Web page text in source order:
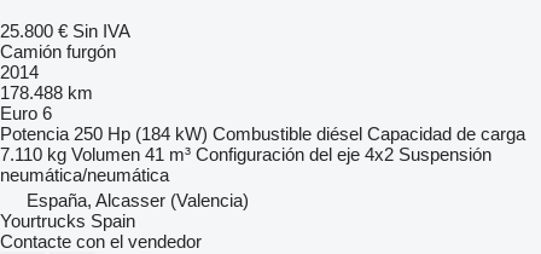
25.800 € Sin IVA
Camión furgón
2014
178.488 km
Euro 6
Potencia 250 Hp (184 kW) Combustible diésel Capacidad de carga
7.110 kg Volumen 41 m³ Configuración del eje 4x2 Suspensión
neumática/neumática
España, Alcasser (Valencia)
Yourtrucks Spain
Contacte con el vendedor